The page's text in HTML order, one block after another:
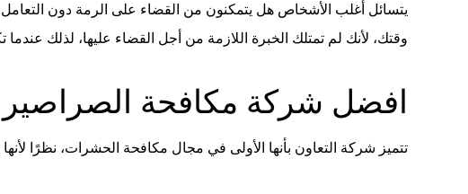
يتسائل أغلب الأشخاص هل يتمكنون من القضاء على الرمة دون
وقتك، لأنك لم تمتلك الخبرة اللازمة من أجل القضاء عليها، لذلك
افضل شركة مكافحة الصراصير
تتميز شركة التعاون بأنها الأولى في مجال مكافحة الحشرات، نظرًا